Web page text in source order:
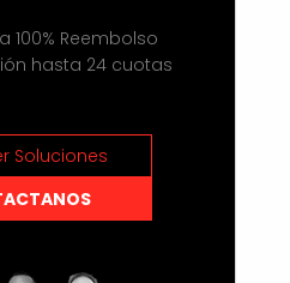
100% Reembolso
hasta 24 cuotas
Soluciones